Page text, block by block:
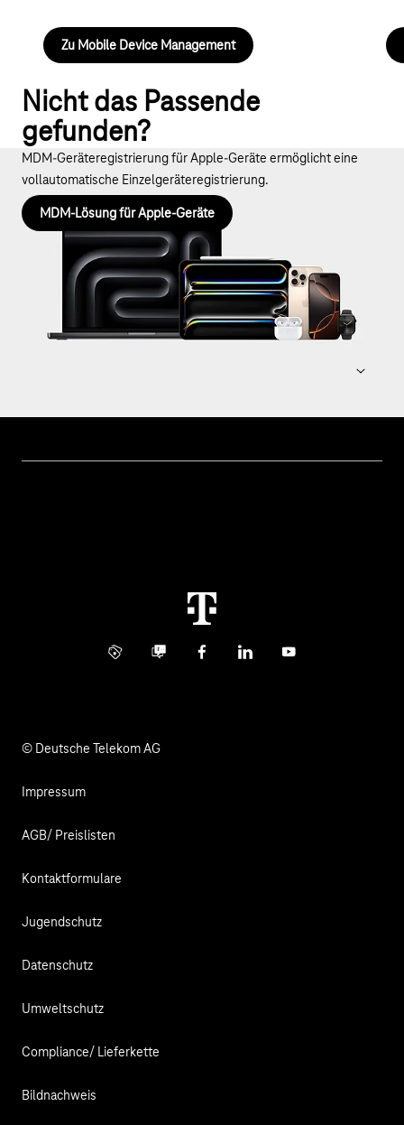
Zu Mobile Device Management
Nicht das Passende
gefunden?
MDM-Geräteregistrierung für Apple-Geräte ermöglicht eine
vollautomatische Einzelgeräteregistrierung.
MDM-Lösung für Apple-Geräte
Info ServiceBusiness Community
FacebookLinkedInYouTube
© Deutsche Telekom AG
Impressum
AGB/ Preislisten
Kontaktformulare
Jugendschutz
Datenschutz
Umweltschutz
Compliance/ Lieferkette
Bildnachweis